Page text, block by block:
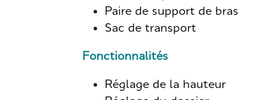
Paire de support de bras
Sac de transport
Fonctionnalités
Réglage de la hauteur